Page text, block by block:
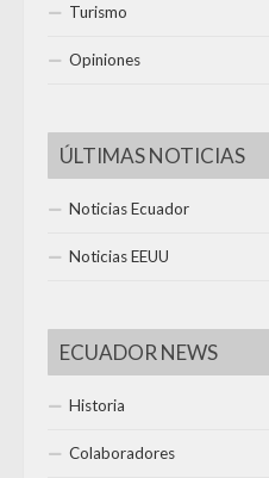
Turismo
Opiniones
ÚLTIMAS NOTICIAS
Noticias Ecuador
Noticias EEUU
ECUADOR NEWS
Historia
Colaboradores